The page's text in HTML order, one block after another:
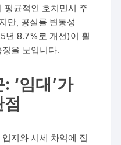
균적인 호치민시 주
만, 공실률 변동성
년 8.7%로 개선)이 훨
을 보입니다.
‘임대’가
점
지와 시세 차익에 집